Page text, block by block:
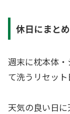
休日にまと
週末に枕本体
て洗うリセット
天気の良い日